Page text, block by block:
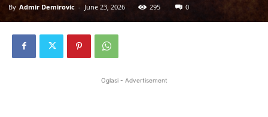
By Admir Demirovic - June 23, 2026 295 0
Oglasi - Advertisement